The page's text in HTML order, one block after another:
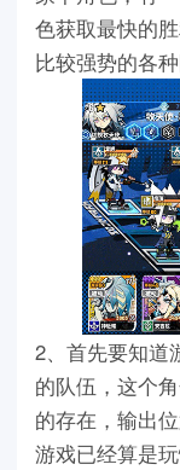
色获取最快的
比较强势的各种
2、首先要知道
的队伍，这个
的存在，输出
游戏已经算是